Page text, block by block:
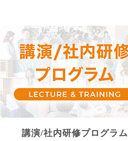
講演/社内研修プログラム